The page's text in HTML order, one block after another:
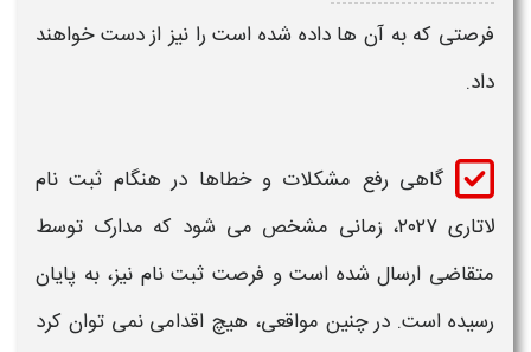
فرصتی که به آن ها داده شده است را نیز از دست خواهند
داد.
گاهی رفع مشکلات و خطاها در هنگام ثبت نام
لاتاری ۲۰۲۷
، زمانی مشخص می شود که مدارک توسط
متقاضی ارسال شده است و فرصت ثبت نام نیز، به پایان
رسیده است. در چنین مواقعی، هیچ اقدامی نمی توان کرد